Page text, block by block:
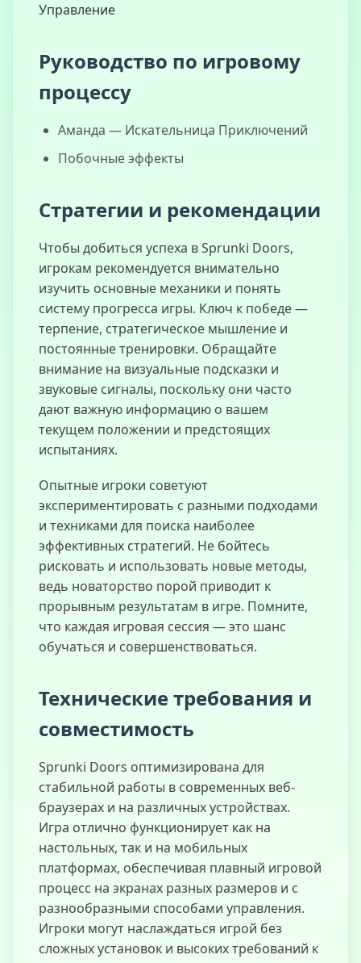
Управление
Руководство по игровому
процессу
Аманда — Искательница Приключений
Побочные эффекты
Стратегии и рекомендации
Чтобы добиться успеха в Sprunki Doors,
игрокам рекомендуется внимательно
изучить основные механики и понять
систему прогресса игры. Ключ к победе —
терпение, стратегическое мышление и
постоянные тренировки. Обращайте
внимание на визуальные подсказки и
звуковые сигналы, поскольку они часто
дают важную информацию о вашем
текущем положении и предстоящих
испытаниях.
Опытные игроки советуют
экспериментировать с разными подходами
и техниками для поиска наиболее
эффективных стратегий. Не бойтесь
рисковать и использовать новые методы,
ведь новаторство порой приводит к
прорывным результатам в игре. Помните,
что каждая игровая сессия — это шанс
обучаться и совершенствоваться.
Технические требования и
совместимость
Sprunki Doors оптимизирована для
стабильной работы в современных веб-
браузерах и на различных устройствах.
Игра отлично функционирует как на
настольных, так и на мобильных
платформах, обеспечивая плавный игровой
процесс на экранах разных размеров и с
разнообразными способами управления.
Игроки могут наслаждаться игрой без
сложных установок и высоких требований к